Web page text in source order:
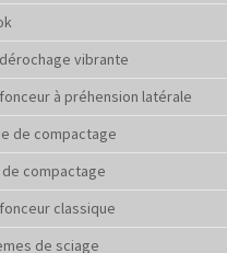
vibrante
à préhension latérale
de compactage
de compactage
classique
de sciage